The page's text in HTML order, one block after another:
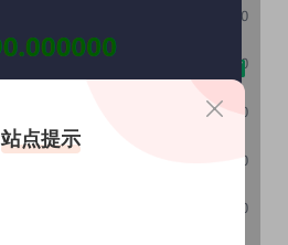
站点提示